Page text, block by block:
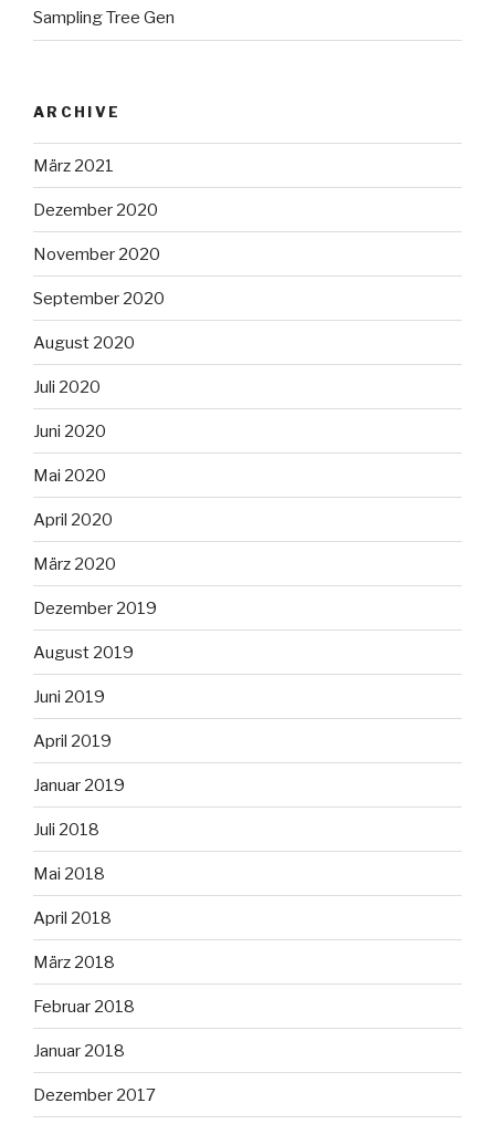
Sampling Tree Gen
ARCHIVE
März 2021
Dezember 2020
November 2020
September 2020
August 2020
Juli 2020
Juni 2020
Mai 2020
April 2020
März 2020
Dezember 2019
August 2019
Juni 2019
April 2019
Januar 2019
Juli 2018
Mai 2018
April 2018
März 2018
Februar 2018
Januar 2018
Dezember 2017